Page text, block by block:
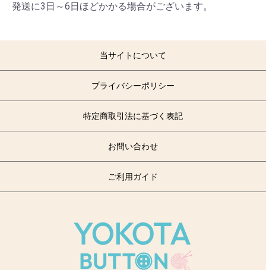
発送に3日～6日ほどかかる場合がございます。
当サイトについて
プライバシーポリシー
特定商取引法に基づく表記
お問い合わせ
ご利用ガイド